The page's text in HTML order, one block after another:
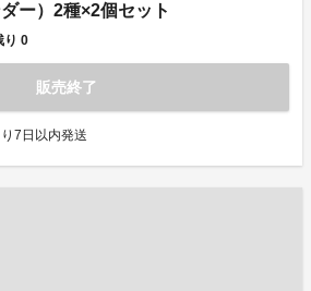
ー）2種×2個セット
り 0
販売終了
7日以内発送